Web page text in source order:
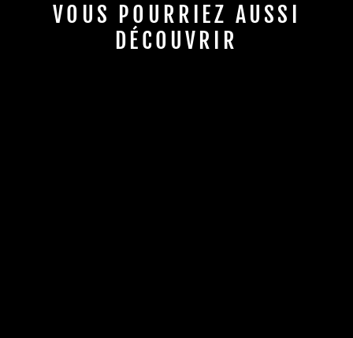
VOUS POURRIEZ AUSSI
DÉCOUVRIR